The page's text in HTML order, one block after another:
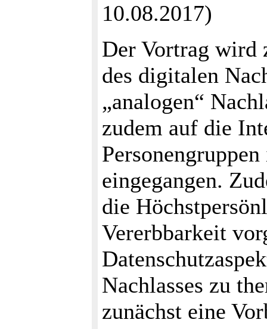
10.08.2017)
Der Vortrag wird
des digitalen
„analogen“
zudem auf die
eingegangen.
die
Vererbbarkeit
Nachlasses zu
zunächst eine